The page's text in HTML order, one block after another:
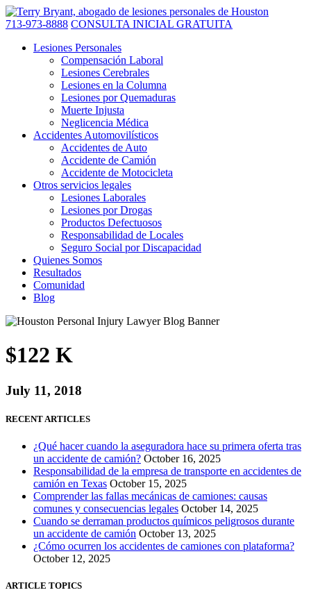
713-973-8888 CONSULTA INICIAL GRATUITA
Lesiones Personales
Compensación Laboral
Lesiones Cerebrales
Lesiones en la Columna
Lesiones por Quemaduras
Muerte Injusta
Neglicencia Médica
Accidentes Automovilísticos
Accidentes de Auto
Accidente de Camión
Accidente de Motocicleta
Otros servicios legales
Lesiones Laborales
Lesiones por Drogas
Productos Defectuosos
Responsabilidad de Locales
Seguro Social por Discapacidad
Quienes Somos
Resultados
Comunidad
Blog
$122 K
July 11, 2018
RECENT ARTICLES
¿Qué hacer cuando la aseguradora hace su primera oferta tras
un accidente de camión? October 16, 2025
Responsabilidad de la empresa de transporte en accidentes de
camión en Texas October 15, 2025
Comprender las fallas mecánicas de camiones: causas
comunes y consecuencias legales October 14, 2025
Cuando se derraman productos químicos peligrosos durante
un accidente de camión October 13, 2025
¿Cómo ocurren los accidentes de camiones con plataforma?
October 12, 2025
ARTICLE TOPICS